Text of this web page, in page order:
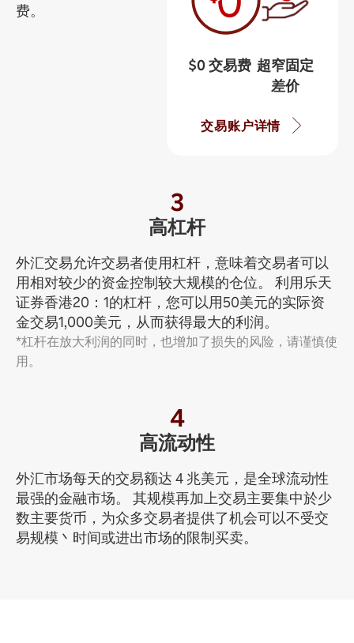
费。
$0 交易费​ 超窄固定
差价
交易账户详情
3
高杠杆
外汇交易允许交易者使用杠杆，意味着交易者可以
用相对较少的资金控制较大规模的仓位。 利用乐天
证券香港20：1的杠杆，您可以用50美元的实际资
金交易1,000美元，从而获得最大的利润。
*杠杆在放大利润的同时，也增加了损失的风险，请谨慎使
用。
4
高流动性
外汇市场每天的交易额达 4 兆美元，是全球流动性
最强的金融市场。 其规模再加上交易主要集中於少
数主要货币，为众多交易者提供了机会可以不受交
易规模丶时间或进出市场的限制买卖。